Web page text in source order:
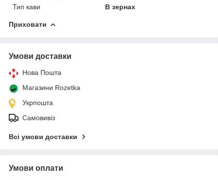
Тип кави
В зернах
Приховати
Умови доставки
Нова Пошта
Магазини Rozetka
Укрпошта
Самовивіз
Всі умови доставки
Умови оплати